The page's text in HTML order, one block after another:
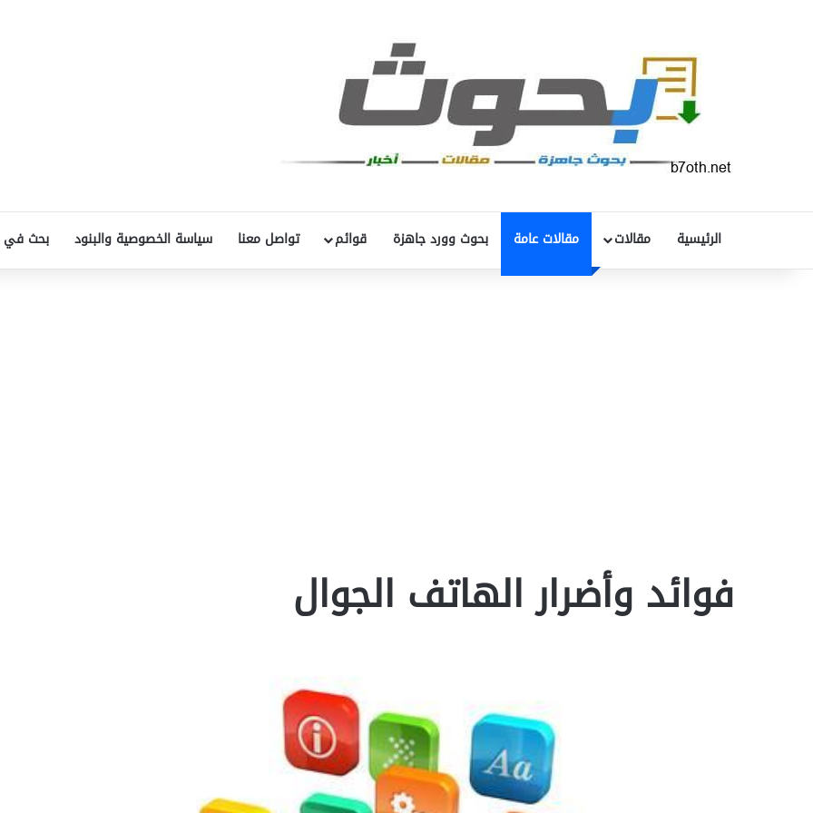
الرئيسية مقالات مقالات عامة بحوث وورد جاهزة قوائم تواصل معنا سياسة الخصوصية والبنود بحث في
فوائد وأضرار الهاتف الجوال